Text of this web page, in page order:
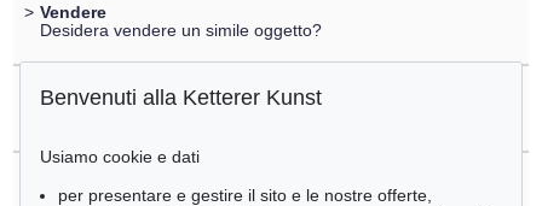
> Vendere
Desidera vendere un simile oggetto?
Registrare di
Benvenuti alla Ketterer Kunst
Usiamo cookie e dati
per presentare e gestire il sito e le nostre offerte,